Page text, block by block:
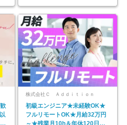
株式会社Ｃ Ａｄｄｉｔｉｏｎ
初級エンジニア★未経験OK★
フルリモートOK★月給32万円
～★残業月10h＆年休120日以